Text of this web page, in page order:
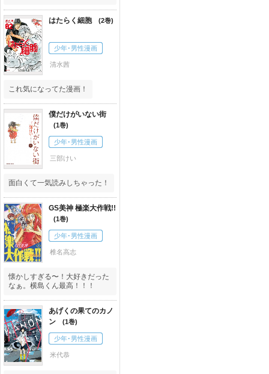
はたらく細胞 2
少年･男性漫画
清水茜
これ気になってた漫画！
僕だけがいない街
1
少年･男性漫画
三部けい
面白くて一気読みしちゃった！
GS美神 極楽大作戦!!
1
少年･男性漫画
椎名高志
懐かしすぎる〜！大好きだった
なぁ。横島くん最高！！！
あげくの果てのカノ
ン
1
少年･男性漫画
米代恭